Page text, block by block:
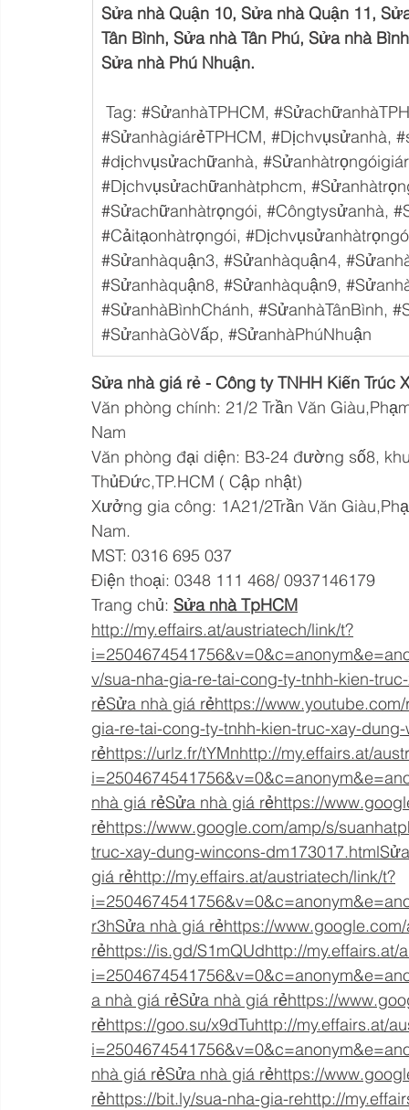
Sửa nhà Quận 10, Sửa nhà Quận 11,
Tân Bình, Sửa nhà Tân Phú, Sửa nhà
Sửa nhà Phú Nhuận.
Tag: #SửanhàTPHCM,
#SửanhàgiárẻTPHCM, #Dịchvụsửanhà,
#dịchvụsửachữanhà,
#Dịchvụsửachữanhàtphcm,
#Sửachữanhàtrọngói, #Côngtysửanhà,
#Cảitạonhàtrọngói,
#Sửanhàquận3, #Sửanhàquận4,
#Sửanhàquận8, #Sửanhàquận9,
#SửanhàBìnhChánh, #SửanhàTânBình,
#SửanhàGòVấp, #SửanhàPhúNhuận
Sửa nhà giá rẻ - Công ty TNHH Kiến Trúc
Văn phòng chính: 21/2 Trần Văn
Nam
Văn phòng đại diện: B3-24 đường số8,
ThủĐức,TP.HCM ( Cập nhật)
Xưởng gia công: 1A21/2Trần Văn
Nam.
MST: 0316 695 037
Điện thoại: 0348 111 468/ 0937146179
Trang chủ: Sửa nhà TpHCM
http://my.effairs.at/austriatech/link/t?
v/sua-nha-gia-re-tai-cong-ty-tnhh-kien-
rẻSửa nhà giá rẻhttps://
gia-re-tai-cong-ty-tnhh-kien-truc-xay-
rẻhttps://urlz.fr/tYMnhttp://my.effairs.at/
nhà giá rẻSửa nhà giá rẻhttps://
rẻhttps://www.google.com/amp/s/
truc-xay-dung-wincons-dm173017.htmlSửa
giá rẻhttp://my.effairs.at/austriatech/link/t?
r3hSửa nhà giá rẻhttps://
rẻhttps://is.gd/S1mQUdhttp://my.effairs.at/
a nhà giá rẻSửa nhà giá rẻhttps://
rẻhttps://goo.su/x9dTuhttp://my.effairs.at/
nhà giá rẻSửa nhà giá rẻhttps://
rẻhttps://bit.ly/sua-nha-gia-rehttp://